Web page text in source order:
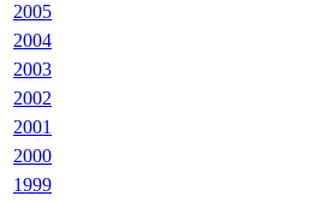
2005
2004
2003
2002
2001
2000
1999